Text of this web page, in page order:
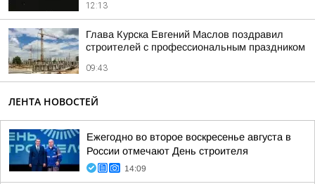
12:13
Глава Курска Евгений Маслов поздравил
строителей с профессиональным праздником
09:43
ЛЕНТА НОВОСТЕЙ
Ежегодно во второе воскресенье августа в
России отмечают День строителя
14:09